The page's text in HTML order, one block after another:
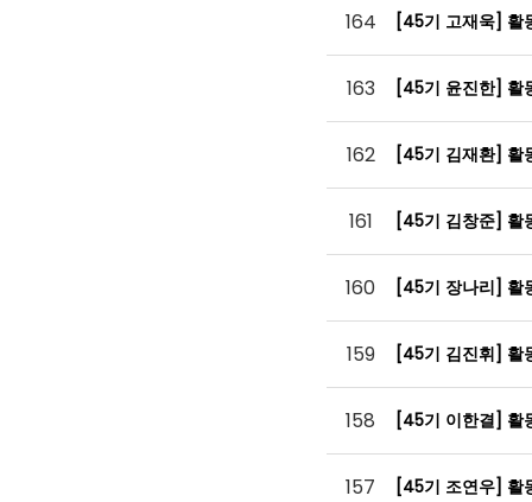
164 [45기 고재욱] 활
163 [45기 윤진한] 활
162 [45기 김재환] 활
161 [45기 김창준] 활
160 [45기 장나리] 활
159 [45기 김진휘] 활
158 [45기 이한결] 활
157 [45기 조연우] 활